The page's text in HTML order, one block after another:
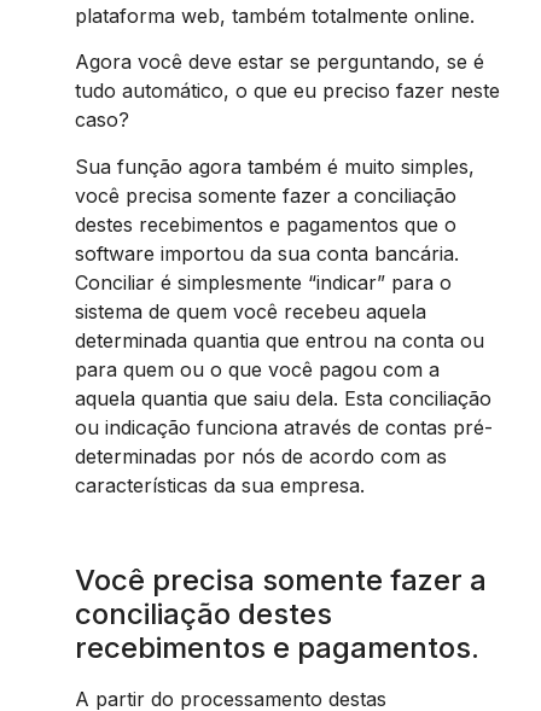
plataforma web, também totalmente online.
Agora você deve estar se perguntando, se é
tudo automático, o que eu preciso fazer neste
caso?
Sua função agora também é muito simples,
você precisa somente fazer a conciliação
destes recebimentos e pagamentos que o
software importou da sua conta bancária.
Conciliar é simplesmente “indicar” para o
sistema de quem você recebeu aquela
determinada quantia que entrou na conta ou
para quem ou o que você pagou com a
aquela quantia que saiu dela. Esta conciliação
ou indicação funciona através de contas pré-
determinadas por nós de acordo com as
características da sua empresa.
Você precisa somente fazer a
conciliação destes
recebimentos e pagamentos.
A partir do processamento destas